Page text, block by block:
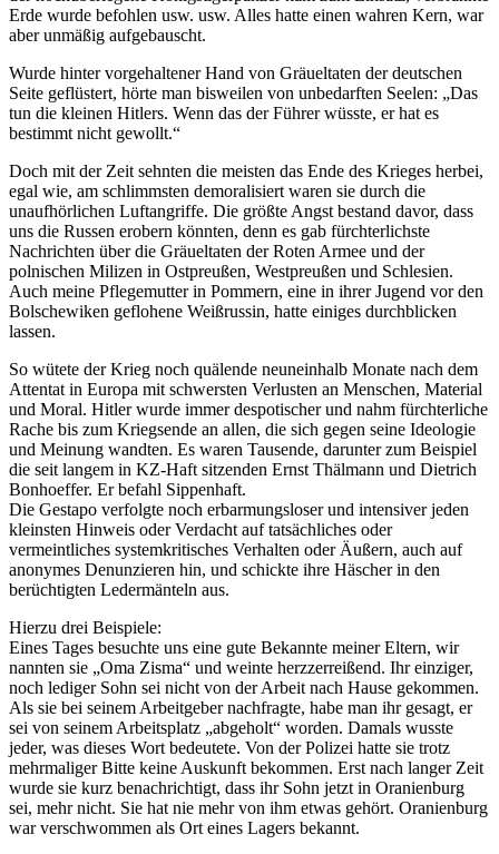
Erde wurde befohlen usw. usw. Alles hatte einen wahren Kern, war
aber unmäßig aufgebauscht.
Wurde hinter vorgehaltener Hand von Gräueltaten der deutschen
Seite geflüstert, hörte man bisweilen von unbedarften Seelen:
Das
tun die kleinen Hitlers. Wenn das der Führer wüsste, er hat es
bestimmt nicht gewollt.
Doch mit der Zeit sehnten die meisten das Ende des Krieges herbei,
egal wie, am schlimmsten demoralisiert waren sie durch die
unaufhörlichen Luftangriffe. Die größte Angst bestand davor, dass
uns die Russen erobern könnten, denn es gab fürchterlichste
Nachrichten über die Gräueltaten der Roten Armee und der
polnischen Milizen in Ostpreußen, Westpreußen und Schlesien.
Auch meine Pflegemutter in Pommern, eine in ihrer Jugend vor den
Bolschewiken geflohene Weißrussin, hatte einiges durchblicken
lassen.
So wütete der Krieg noch quälende neuneinhalb Monate nach dem
Attentat in Europa mit schwersten Verlusten an Menschen, Material
und Moral. Hitler wurde immer despotischer und nahm fürchterliche
Rache bis zum Kriegsende an allen, die sich gegen seine Ideologie
und Meinung wandten. Es waren Tausende, darunter zum Beispiel
die seit langem in KZ-Haft sitzenden Ernst Thälmann und Dietrich
Bonhoeffer. Er befahl Sippenhaft.
Die Gestapo verfolgte noch erbarmungsloser und intensiver jeden
kleinsten Hinweis oder Verdacht auf tatsächliches oder
vermeintliches systemkritisches Verhalten oder Äußern, auch auf
anonymes Denunzieren hin, und schickte ihre Häscher in den
berüchtigten Ledermänteln aus.
Hierzu drei Beispiele:
Eines Tages besuchte uns eine gute Bekannte meiner Eltern, wir
nannten sie
Oma Zisma
und weinte herzzerreißend. Ihr einziger,
noch lediger Sohn sei nicht von der Arbeit nach Hause gekommen.
Als sie bei seinem Arbeitgeber nachfragte, habe man ihr gesagt, er
sei von seinem Arbeitsplatz
abgeholt
worden. Damals wusste
jeder, was dieses Wort bedeutete. Von der Polizei hatte sie trotz
mehrmaliger Bitte keine Auskunft bekommen. Erst nach langer Zeit
wurde sie kurz benachrichtigt, dass ihr Sohn jetzt in Oranienburg
sei, mehr nicht. Sie hat nie mehr von ihm etwas gehört. Oranienburg
war verschwommen als Ort eines Lagers bekannt.